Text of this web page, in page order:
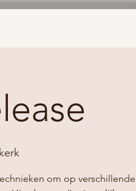
om op verschillende